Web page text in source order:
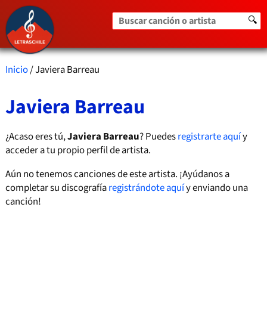
Buscar canción o artista 🔍
Inicio/ Javiera Barreau
Javiera Barreau
¿Acaso eres tú,Javiera Barreau? Puedesregistrarte aquíy
acceder a tu propio perfil de artista.
Aún no tenemos canciones de este artista. ¡Ayúdanos a
completar su discografíaregistrándote aquíy enviando una
canción!